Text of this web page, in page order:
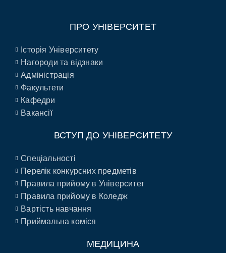
ПРО УНІВЕРСИТЕТ
Історія Університету
Нагороди та відзнаки
Адміністрація
Факультети
Кафедри
Вакансії
ВСТУП ДО УНІВЕРСИТЕТУ
Спеціальності
Перелік конкурсних предметів
Правила прийому в Університет
Правила прийому в Коледж
Вартість навчання
Приймальна коміся
МЕДИЦИНА